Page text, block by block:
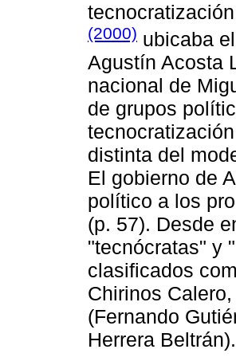
(2000) ubicaba
Agustín Acosta
nacional de
de grupos
distinta del
El gobierno de
político a los
(p. 57). Desde
"tecnócratas" y
clasificados
Chirinos
(Fernando
Herrera Beltrán).